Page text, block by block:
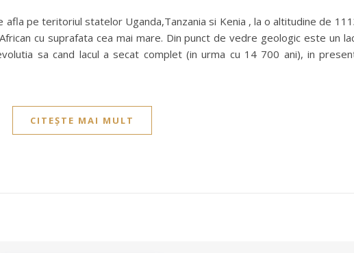
afla pe teritoriul statelor Uganda,Tanzania si Kenia , la o altitudine de
cu suprafata cea mai mare. Din punct de vedre geologic este un
sa cand lacul a secat complet (in urma cu 14 700 ani), in
CITEȘTE MAI MULT